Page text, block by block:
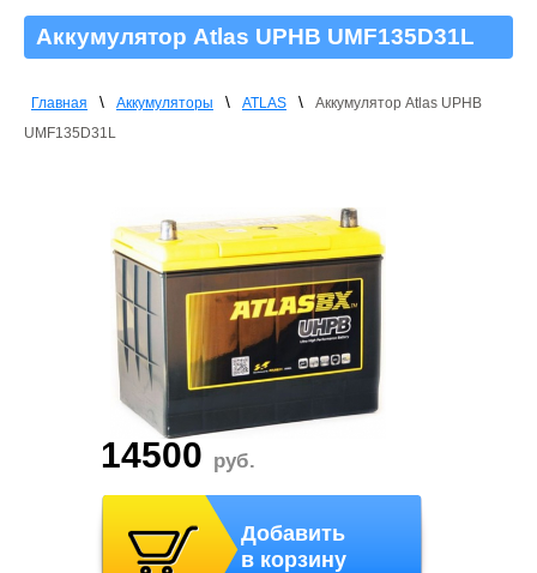
Аккумулятор Atlas UPHB UMF135D31L
Главная \ Аккумуляторы \ ATLAS \
Аккумулятор Atlas UPHB
UMF135D31L
14500 руб.
Добавить
в корзину